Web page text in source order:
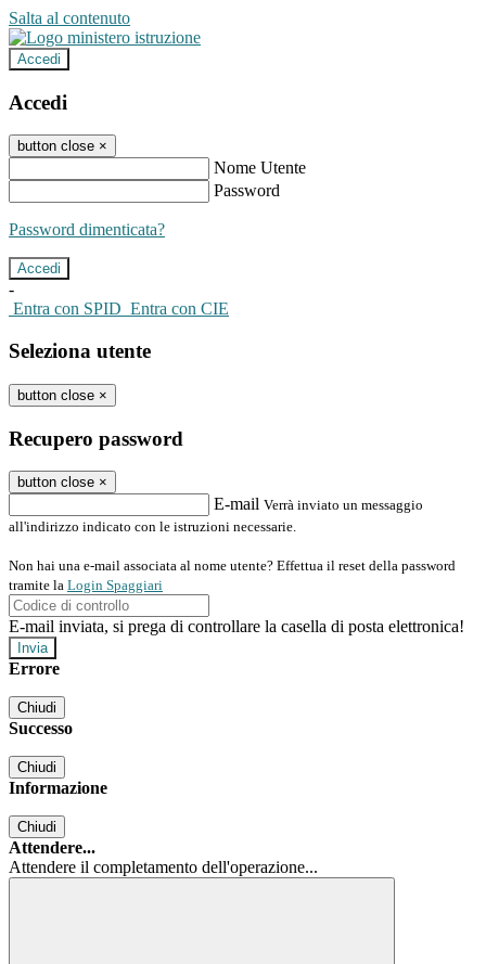
Salta al contenuto
Accedi
Accedi
button close ×
Nome Utente
Password
Password dimenticata?
-
Entra con SPID Entra con CIE
Seleziona utente
button close ×
Recupero password
button close ×
E-mail Verrà inviato un messaggio
all'indirizzo indicato con le istruzioni necessarie.
Non hai una e-mail associata al nome utente? Effettua il reset della password
tramite la Login Spaggiari
E-mail inviata, si prega di controllare la casella di posta elettronica!
Errore
Chiudi
Successo
Chiudi
Informazione
Chiudi
Attendere...
Attendere il completamento dell'operazione...